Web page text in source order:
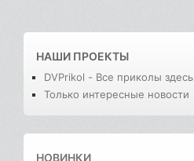
НАШИ ПРОЕКТЫ
DVPrikol - Все приколы здесь
Только интересные новости
НОВИНКИ